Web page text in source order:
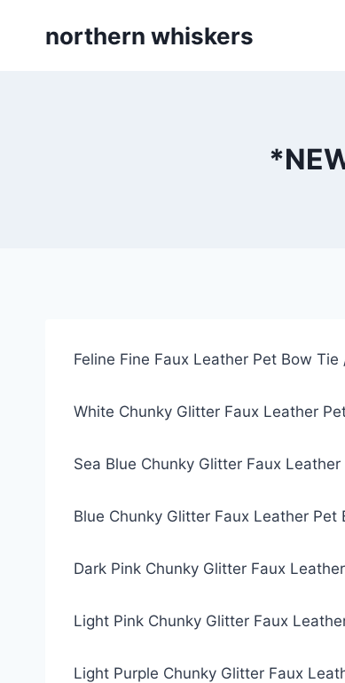
northern whiskers
Feline Fine Faux Leather Pet Bow
White Chunky Glitter Faux Leather
Sea Blue Chunky Glitter Faux
Blue Chunky Glitter Faux Leather
Dark Pink Chunky Glitter Faux
Light Pink Chunky Glitter Faux
Light Purple Chunky Glitter Faux